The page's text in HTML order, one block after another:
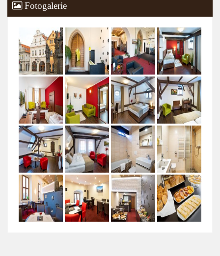
Fotogalerie